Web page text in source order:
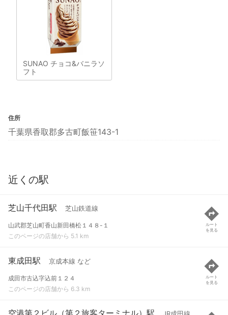
SUNAO チョコ&バニラソ
フト
住所
千葉県香取郡多古町飯笹143-1
近くの駅
芝山千代田駅 芝山鉄道線
山武郡芝山町香山新田橋松１４８-１
このページの店舗から 5.1 km
ルート
を見る
東成田駅 京成本線 など
成田市古込字込前１２４
このページの店舗から 6.3 km
ルート
を見る
空港第２ビル（第２旅客ターミナル）駅